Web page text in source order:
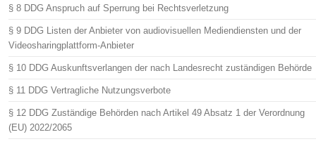
§ 8 DDG Anspruch auf Sperrung bei Rechtsverletzung
§ 9 DDG Listen der Anbieter von audiovisuellen Mediendiensten und der
Videosharingplattform-Anbieter
§ 10 DDG Auskunftsverlangen der nach Landesrecht zuständigen Behörde
§ 11 DDG Vertragliche Nutzungsverbote
§ 12 DDG Zuständige Behörden nach Artikel 49 Absatz 1 der Verordnung
(EU) 2022/2065